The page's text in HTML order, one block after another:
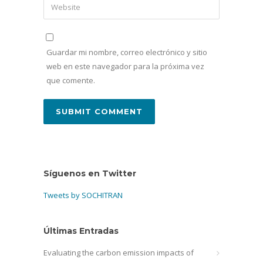
Guardar mi nombre, correo electrónico y sitio
web en este navegador para la próxima vez
que comente.
Síguenos en Twitter
Tweets by SOCHITRAN
Últimas Entradas
Evaluating the carbon emission impacts of